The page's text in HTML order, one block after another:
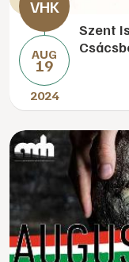
AUG
19
2024
Szent